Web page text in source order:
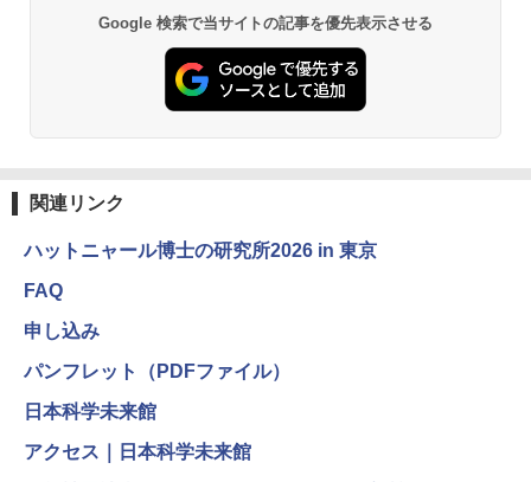
仮面ライダー 改造人間 限定ケース版
￥4,290
つかめ！理科ダマン 12 最強ロボット決
戦！編
5
物理実験モデル楽器電磁気教材を教える
ダルトンボード/ゴルトンボード物理学、
4
エンジニアリングキット小さなカート -
カバリーを備えたインタラクティブサイ
エンスツール
Google 検索で当サイトの記事を優先表示させる
関連リンク
ハットニャール博士の研究所2026 in 東京
FAQ
申し込み
パンフレット（PDFファイル）
日本科学未来館
アクセス｜日本科学未来館